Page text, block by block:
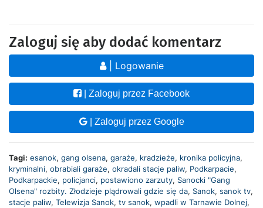
Zaloguj się aby dodać komentarz
| Logowanie
| Zaloguj przez Facebook
| Zaloguj przez Google
Tagi: esanok, gang olsena, garaże, kradzieże, kronika policyjna,
kryminalni, obrabiali garaże, okradali stacje paliw, Podkarpacie,
Podkarpackie, policjanci, postawiono zarzuty, Sanocki "Gang
Olsena" rozbity. Złodzieje plądrowali gdzie się da, Sanok, sanok tv,
stacje paliw, Telewizja Sanok, tv sanok, wpadli w Tarnawie Dolnej,